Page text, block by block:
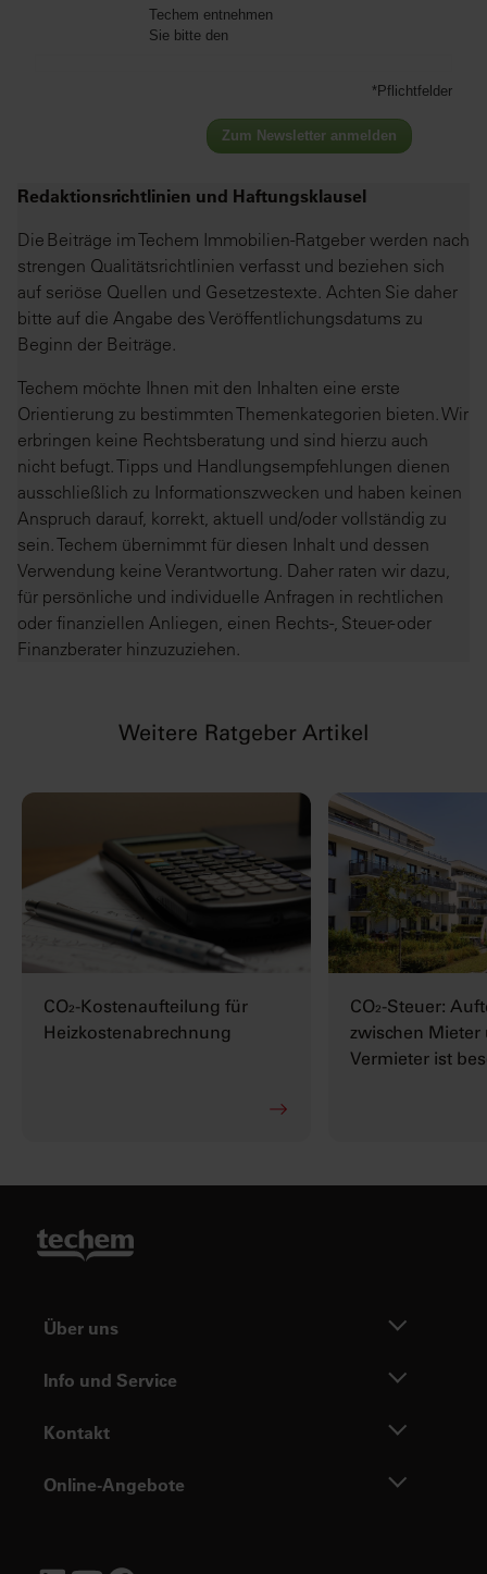
Techem entnehmen
Sie bitte den
*Pflichtfelder
Zum Newsletter anmelden
Redaktionsrichtlinien und Haftungsklausel
Die Beiträge im Techem Immobilien-Ratgeber werden nach
strengen Qualitätsrichtlinien verfasst und beziehen sich
auf seriöse Quellen und Gesetzestexte. Achten Sie daher
bitte auf die Angabe des Veröffentlichungsdatums zu
Beginn der Beiträge.
Techem möchte Ihnen mit den Inhalten eine erste
Orientierung zu bestimmten Themenkategorien bieten. Wir
erbringen keine Rechtsberatung und sind hierzu auch
nicht befugt. Tipps und Handlungsempfehlungen dienen
ausschließlich zu Informationszwecken und haben keinen
Anspruch darauf, korrekt, aktuell und/oder vollständig zu
sein. Techem übernimmt für diesen Inhalt und dessen
Verwendung keine Verantwortung. Daher raten wir dazu,
für persönliche und individuelle Anfragen in rechtlichen
oder finanziellen Anliegen, einen Rechts-, Steuer- oder
Finanzberater hinzuzuziehen.
Weitere Ratgeber Artikel
CO₂-Kostenaufteilung für
Heizkostenabrechnung
CO₂-Steuer:
zwischen Mieter
Vermieter ist
Über uns
Info und Service
Kontakt
Online-Angebote